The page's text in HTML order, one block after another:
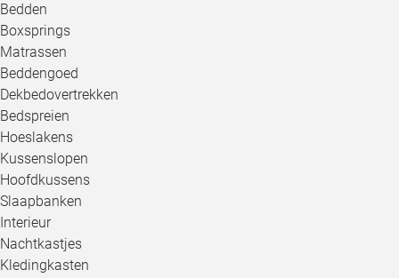
Bedden
Boxsprings
Matrassen
Beddengoed
Dekbedovertrekken
Bedspreien
Hoeslakens
Kussenslopen
Hoofdkussens
Slaapbanken
Interieur
Nachtkastjes
Kledingkasten